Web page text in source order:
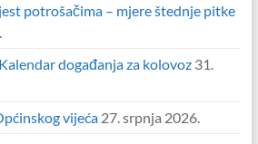
potrošačima – mjere štednje pitke
događanja za kolovoz 31.
vijeća 27. srpnja 2026.